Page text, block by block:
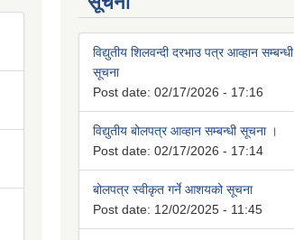
विद्युतीय शिलवन्दी दरभाउ पत्र आव्हान सम्बन्धी
सूचना
Post date: 02/17/2026 - 17:16
विद्युतीय बोलपत्र आव्हान सम्बन्धी सूचना ।
Post date: 02/17/2026 - 17:14
बोलपत्र स्वीकृत गर्ने आशयको सूचना
Post date: 12/02/2025 - 11:45